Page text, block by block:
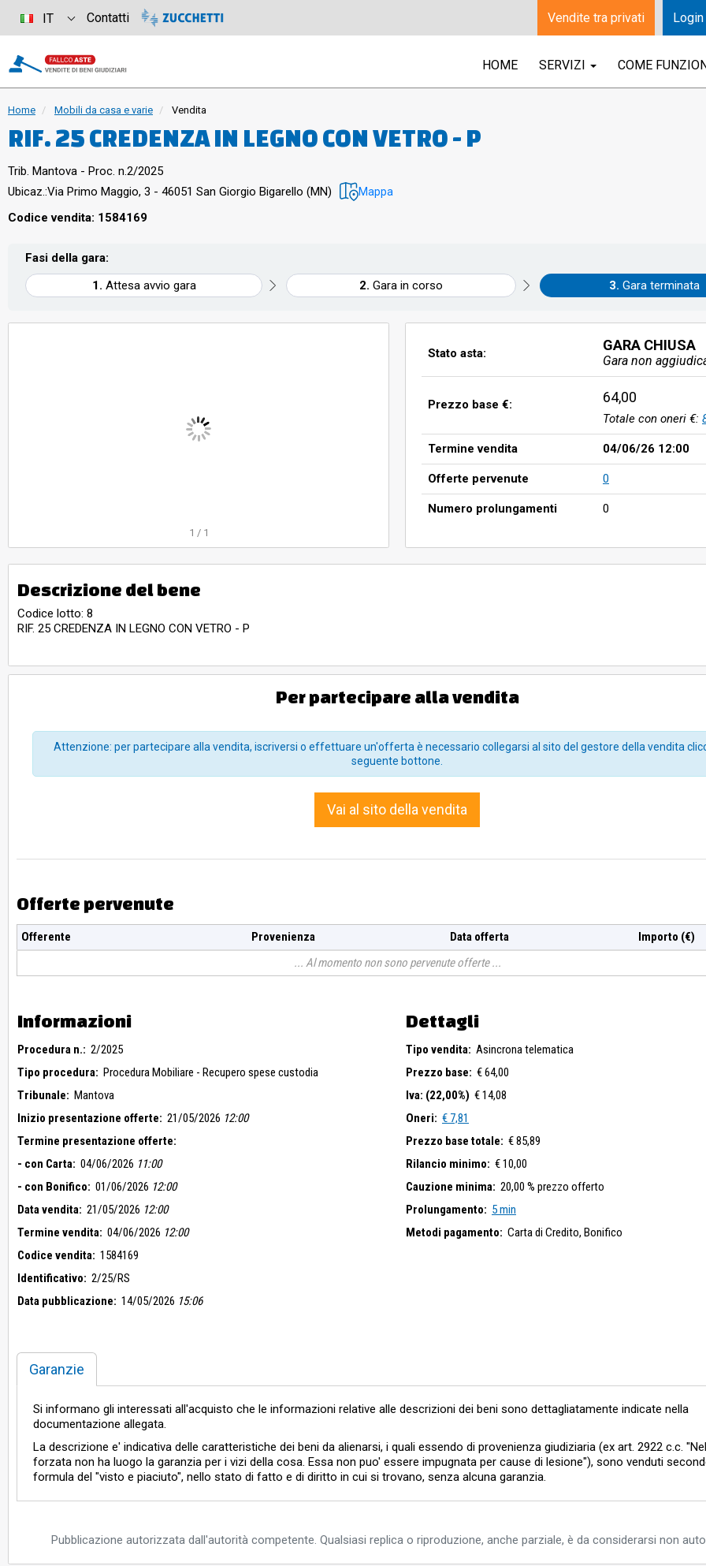
HOME SERVIZI COME
Home Mobili da casa e varie Vendita
RIF. 25 CREDENZA IN LEGNO CON VETRO - P
Trib. Mantova - Proc. n.2/2025
Ubicaz.:Via Primo Maggio, 3 - 46051 San Giorgio Bigarello (MN) Mappa
Codice vendita: 1584169
Fasi della gara:
Attesa avvio gara
Gara in corso Gara terminata
1 / 1
Stato asta: GARA CHIUSA
Gara non
Prezzo base €: 64,00
Totale con oneri €:
Termine vendita 04/06/26 12:00
Offerte pervenute 0
Numero prolungamenti 0
Descrizione del bene
Codice lotto: 8
RIF. 25 CREDENZA IN LEGNO CON VETRO - P
Per partecipare alla vendita
Attenzione: per partecipare alla vendita, iscriversi o effettuare un'offerta è necessario collegarsi al sito del gestore della vendita
seguente bottone.
Vai al sito della vendita
Offerte pervenute
Offerente Provenienza Data offerta
Importo (€)
Al momento non sono pervenute offerte
Informazioni
Procedura n.: 2/2025
Tipo procedura: Procedura Mobiliare - Recupero spese custodia
Tribunale: Mantova
Inizio presentazione offerte: 21/05/2026 12:00
Termine presentazione offerte:
- con Carta: 04/06/2026 11:00
- con Bonifico: 01/06/2026 12:00
Data vendita: 21/05/2026 12:00
Termine vendita: 04/06/2026 12:00
Codice vendita: 1584169
Identificativo: 2/25/RS
Data pubblicazione: 14/05/2026 15:06
Dettagli
Tipo vendita: Asincrona telematica
Prezzo base: € 64,00
Iva: (22,00%) € 14,08
Oneri: € 7,81
Prezzo base totale: € 85,89
Rilancio minimo: € 10,00
Cauzione minima: 20,00 % prezzo offerto
Prolungamento: 5 min
Metodi pagamento: Carta di Credito, Bonifico
Garanzie
Si informano gli interessati all'acquisto che le informazioni relative alle descrizioni dei beni sono dettagliatamente indicate nella
documentazione allegata.
La descrizione e' indicativa delle caratteristiche dei beni da alienarsi, i quali essendo di provenienza giudiziaria (ex art. 2922 c.c.
forzata non ha luogo la garanzia per i vizi della cosa. Essa non puo' essere impugnata per cause di lesione"), sono venduti
formula del "visto e piaciuto", nello stato di fatto e di diritto in cui si trovano, senza alcuna garanzia.
Pubblicazione autorizzata dall'autorità competente. Qualsiasi replica o riproduzione, anche parziale, è da considerarsi non
IT Contatti Vendite tra privati